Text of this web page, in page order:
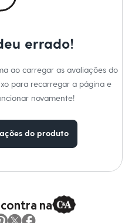
errado!
ao carregar as avaliações do
para recarregar a página e
novamente!
do produto
na